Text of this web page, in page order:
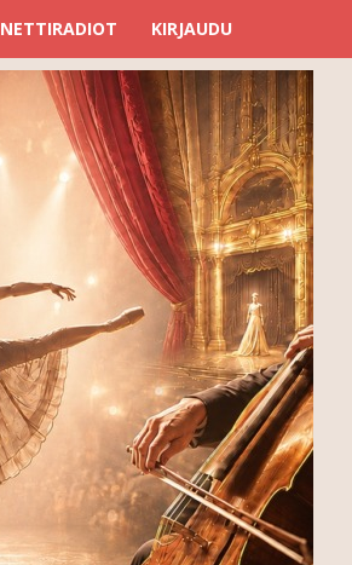
NETTIRADIOT KIRJAUDU